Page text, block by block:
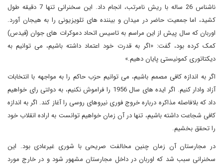
ناشناس 26 ساله با ریش نامرتب، انجام داد. این سخنرانی تنها 7 دقیقه طول
کشید، اما جمعیت حاضر در میدان و بیننده های تلویزیونی را به هیجان آورد.
اوربان که سال پیش از این مراسم به تاسیس اتحاد دموکرات های جوان (فیدس)
کمک کرده بود، گفت: «اگر به قدرت خود اعتماد داشته باشیم، می توانیم به
دیکتاتوری کمونیستی پایان دهیم.»
اگر به اندازه کافی مصمم باشیم، می توانیم حزب حاکم را به مواجهه با انتخابات
آزاد وادار کنیم. اگر ایده های سال 1956 را فراموش نکنیم، به دولتی رای خواهیم
داد که بلافاصله مذاکره درباره خروج فوری نیروهای روسی را آغاز کند. اگر به اندازه
کافی شجاعت داشته باشیم، تنها در آن زمان خواهیم توانست به اراده انقلاب خود
را تحقق بخشیم.
در مجارستان آن زمان چنین مخالفت صریحی با شوری غیرعادی بود. این
سخنرانی سبب شد که اوربان در داخل مجارستان مشهور شود و در خارج مورد